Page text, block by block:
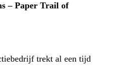
– Paper Trail of
trekt al een tijd